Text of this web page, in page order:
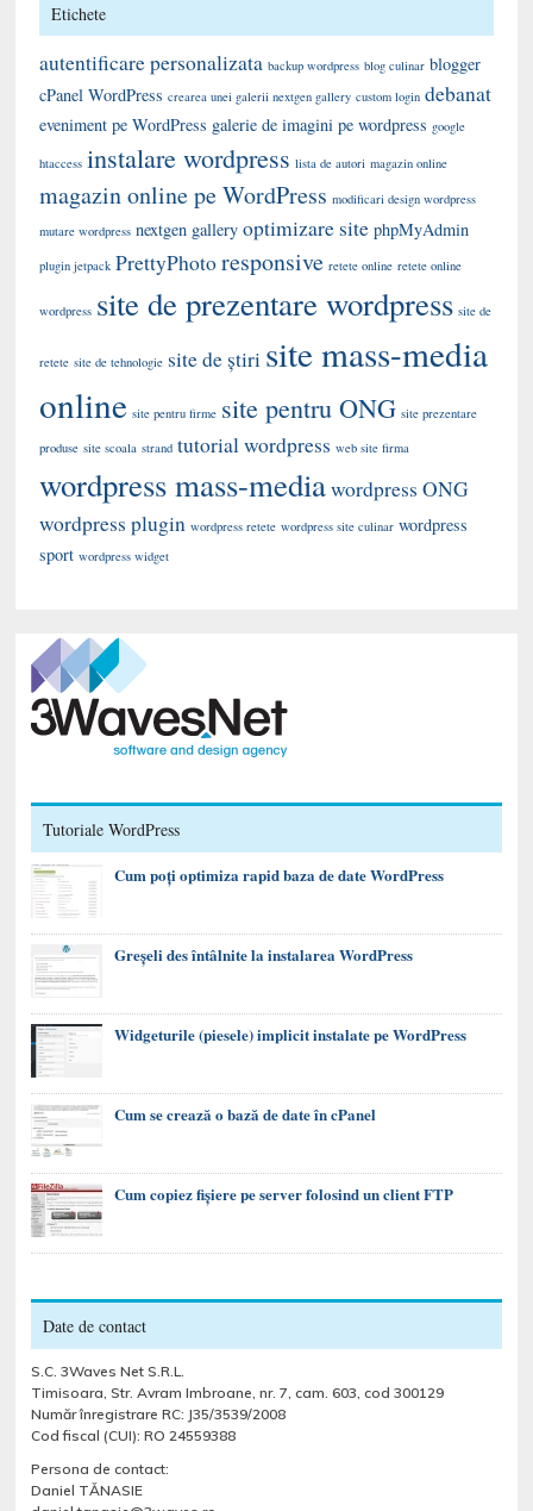
Etichete
autentificare personalizata backup wordpress blog culinar blogger
cPanel WordPress crearea unei galerii nextgen gallery custom login debanat
eveniment pe WordPress galerie de imagini pe wordpress google
htaccess instalare wordpress lista de autori magazin online
magazin online pe WordPress modificari design wordpress
mutare wordpress nextgen gallery optimizare site phpMyAdmin
plugin jetpack PrettyPhotoresponsive retete online retete online
wordpress site de prezentare wordpress site de
retete site de tehnologie site de știri site mass-media
online site pentru firme site pentru ONG site prezentare
produse site scoala strand tutorial wordpress web site firma
wordpress mass-mediawordpress ONG
wordpress plugin wordpress retete wordpress site culinar wordpress
sport wordpress widget
Tutoriale WordPress
Cum poți optimiza rapid baza de date WordPress
Greșeli des întâlnite la instalarea WordPress
Widgeturile (piesele) implicit instalate pe WordPress
Cum se crează o bază de date în cPanel
Cum copiez fișiere pe server folosind un client FTP
Date de contact
S.C. 3Waves Net S.R.L.
Timisoara, Str. Avram Imbroane, nr. 7, cam. 603, cod 300129
Număr înregistrare RC: J35/3539/2008
Cod fiscal (CUI): RO 24559388
Persona de contact:
Daniel TĂNASIE